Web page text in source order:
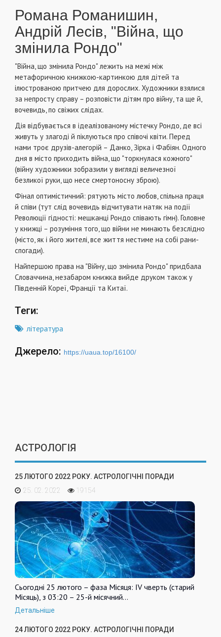
Романа Романишин,
Андрій Лесів, "Війна, що
змінила Рондо"
"Війна, що змінила Рондо" лежить на межі між
метафоричною книжкою-картинкою для дітей та
ілюстрованою притчею для дорослих. Художники взялися
за непросту справу – розповісти дітям про війну, та ще й,
вочевидь, по свіжих слідах.
Дія відбувається в ідеалізованому містечку Рондо, де всі
живуть у злагоді й піклуються про співочі квіти. Перед
нами троє друзів-алегорій – Данко, Зірка і Фабіян. Одного
дня в місто приходить війна, що "торкнулася кожного"
(війну художники зобразили у вигляді величезної
безликої руки, що несе смертоносну зброю).
Фінал оптимістичний: рятують місто любов, спільна праця
й співи (тут слід вочевидь відчитувати натяк на події
Революції гідності: мешканці Рондо співають гімн). Головне
у книжці – розуміння того, що війни не минають безслідно
(місто, як і його жителі, все життя нестиме на собі рани-
спогади).
Найпершою права на "Війну, що змінила Рондо" придбала
Словаччина, незабаром книжка вийде друком також у
Південній Кореї, Франції та Китаї.
Теги:
література
Джерело: https://uaua.top/16100/
АСТРОЛОГІЯ
25 ЛЮТОГО 2022 РОКУ. АСТРОЛОГІЧНІ ПОРАДИ
25. 02. 2022
19154
Сьогодні 25 лютого – фаза Місяця: IV чверть (старий
Місяць), з 03:20 – 25-й місячний…
Детальніше
24 ЛЮТОГО 2022 РОКУ. АСТРОЛОГІЧНІ ПОРАДИ